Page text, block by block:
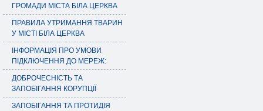
ГРОМАДИ МІСТА БІЛА ЦЕРКВА
ПРАВИЛА УТРИМАННЯ ТВАРИН
У МІСТІ БІЛА ЦЕРКВА
ІНФОРМАЦІЯ ПРО УМОВИ
ПІДКЛЮЧЕННЯ ДО МЕРЕЖ:
ДОБРОЧЕСНІСТЬ ТА
ЗАПОБІГАННЯ КОРУПЦІЇ
ЗАПОБІГАННЯ ТА ПРОТИДІЯ